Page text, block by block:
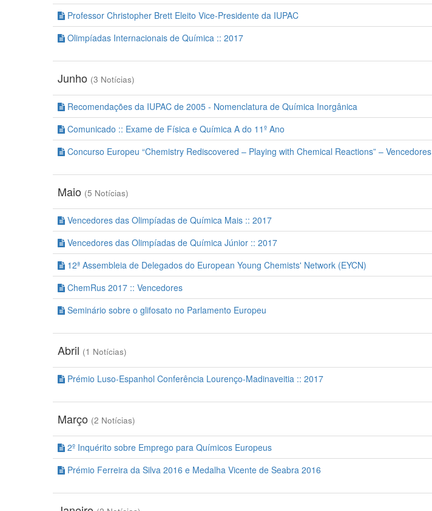
Professor Christopher Brett Eleito Vice-Presidente da IUPAC
Olimpíadas Internacionais de Química :: 2017
Junho (3 Notícias)
Recomendações da IUPAC de 2005 - Nomenclatura de Química Inorgânica
Comunicado :: Exame de Física e Química A do 11º Ano
Concurso Europeu “Chemistry Rediscovered – Playing with Chemical Reactions” – Vencedores
Maio (5 Notícias)
Vencedores das Olimpíadas de Química Mais :: 2017
Vencedores das Olimpíadas de Química Júnior :: 2017
12ª Assembleia de Delegados do European Young Chemists' Network (EYCN)
ChemRus 2017 :: Vencedores
Seminário sobre o glifosato no Parlamento Europeu
Abril (1 Notícias)
Prémio Luso-Espanhol Conferência Lourenço-Madinaveitia :: 2017
Março (2 Notícias)
2º Inquérito sobre Emprego para Químicos Europeus
Prémio Ferreira da Silva 2016 e Medalha Vicente de Seabra 2016